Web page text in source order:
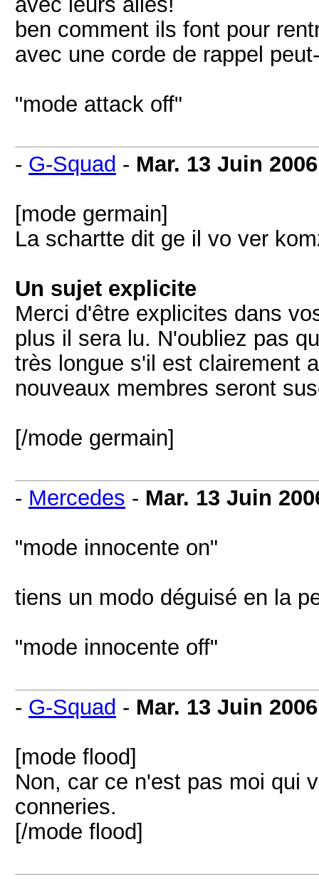
ben comment ils font pour
avec une corde de rappel
"mode attack off"
- G-Squad - Mar. 13 Juin 2006
[mode germain]
La schartte dit ge il vo ver
Un sujet explicite
Merci d'être explicites dans
plus il sera lu. N'oubliez pas
très longue s'il est clairement
nouveaux membres seront
[/mode germain]
- Mercedes - Mar. 13 Juin
"mode innocente on"
tiens un modo déguisé en la
"mode innocente off"
- G-Squad - Mar. 13 Juin 2006
[mode flood]
Non, car ce n'est pas moi qui
conneries.
[/mode flood]